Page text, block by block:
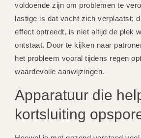
voldoende zijn om problemen te
lastige is dat vocht zich verplaatst;
effect optreedt, is niet altijd de plek
ontstaat. Door te kijken naar
het probleem vooral tijdens regen
waardevolle aanwijzingen.
Apparatuur die
kortsluiting